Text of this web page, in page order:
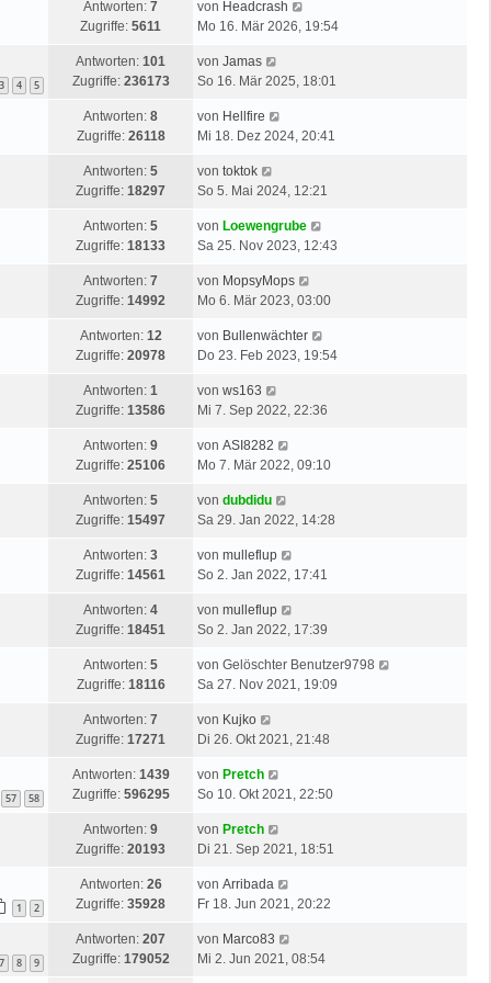
Antworten: 7
Zugriffe: 5611
von Headcrash
Mo 16. Mär 2026, 19:54
3 4 5
Antworten: 101
Zugriffe: 236173
von Jamas
So 16. Mär 2025, 18:01
Antworten: 8
Zugriffe: 26118
von Hellfire
Mi 18. Dez 2024, 20:41
Antworten: 5
Zugriffe: 18297
von toktok
So 5. Mai 2024, 12:21
Antworten: 5
Zugriffe: 18133
von Loewengrube
Sa 25. Nov 2023, 12:43
Antworten: 7
Zugriffe: 14992
von MopsyMops
Mo 6. Mär 2023, 03:00
Antworten: 12
Zugriffe: 20978
von Bullenwächter
Do 23. Feb 2023, 19:54
Antworten: 1
Zugriffe: 13586
von ws163
Mi 7. Sep 2022, 22:36
Antworten: 9
Zugriffe: 25106
von ASI8282
Mo 7. Mär 2022, 09:10
Antworten: 5
Zugriffe: 15497
von dubdidu
Sa 29. Jan 2022, 14:28
Antworten: 3
Zugriffe: 14561
von mulleflup
So 2. Jan 2022, 17:41
Antworten: 4
Zugriffe: 18451
von mulleflup
So 2. Jan 2022, 17:39
Antworten: 5
Zugriffe: 18116
von Gelöschter Benutzer9798
Sa 27. Nov 2021, 19:09
Antworten: 7
Zugriffe: 17271
von Kujko
Di 26. Okt 2021, 21:48
57 58
Antworten: 1439
Zugriffe: 596295
von Pretch
So 10. Okt 2021, 22:50
Antworten: 9
Zugriffe: 20193
von Pretch
Di 21. Sep 2021, 18:51
1 2
Antworten: 26
Zugriffe: 35928
von Arribada
Fr 18. Jun 2021, 20:22
7 8 9
Antworten: 207
Zugriffe: 179052
von Marco83
Mi 2. Jun 2021, 08:54